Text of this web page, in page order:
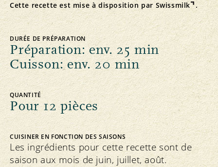
Cette recette est mise à disposition parSwissmilk .
DURÉE DE PRÉPARATION
Préparation: env. 25 min
Cuisson: env. 20 min
QUANTITÉ
Pour 12 pièces
CUISINER EN FONCTION DES SAISONS
Les ingrédients pour cette recette sont de
saison aux mois de juin, juillet, août.